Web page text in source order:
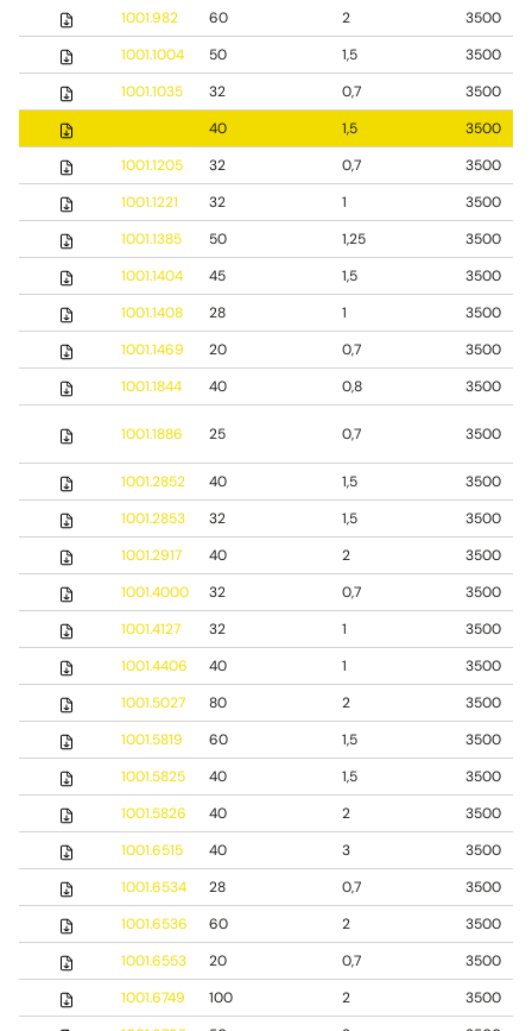
1001.982
60 2
3500
1001.1004
50 1,5
3500
1001.1035
32 0,7
3500
40 1,5
3500
1001.1205
32 0,7
3500
1001.1221
32 1
3500
1001.1385
50 1,25
3500
1001.1404
45 1,5
3500
1001.1408
28 1
3500
1001.1469
20 0,7
3500
1001.1844
40 0,8 3500
1001.1886 25 0,7 3500
1001.2852 40 1,5
3500
1001.2853
32 1,5
3500
1001.2917
40 2
3500
1001.4000
32 0,7
3500
1001.4127
32 1
3500
1001.4406
40 1
3500
1001.5027
80 2
3500
1001.5819
60 1,5
3500
1001.5825
40 1,5
3500
1001.5826
40 2
3500
1001.6515
40 3
3500
1001.6534
28 0,7
3500
1001.6536
60 2
3500
1001.6553
20 0,7
3500
1001.6749
100 2
3500